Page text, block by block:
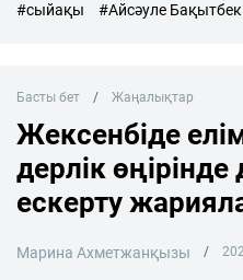
#сыйақы #Айсәуле Бақытбек
Басты бет Жаңалықтар
Жексенбіде
дерлік
ескерту
Марина Ахметжанқызы